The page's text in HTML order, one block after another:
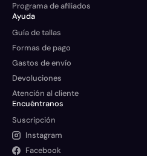
Programa de afiliados
Ayuda
Guía de tallas
Formas de pago
Gastos de envío
Devoluciones
Atención al cliente
Encuéntranos
Suscripción
Instagram
Facebook